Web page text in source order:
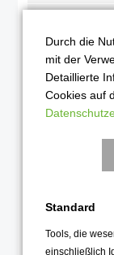
März 2022
Februar
Januar 2022
Dezember
Oktober 2021
September
Durch die
mit der
Detaillierte
Cookies auf
Standard
Tools, die
einschließlich